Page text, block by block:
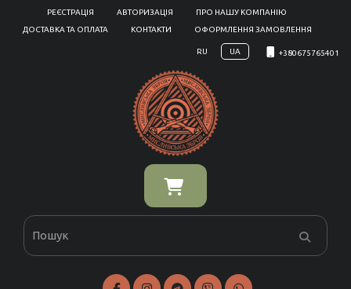
РЕЄСТРАЦІЯ АВТОРИЗАЦІЯ
ПРО НАШУ КОМПАНІЮ
ДОСТАВКА ТА ОПЛАТА
КОНТАКТИ ОФОРМЛЕННЯ ЗАМОВЛЕННЯ
RU UA +380675765401